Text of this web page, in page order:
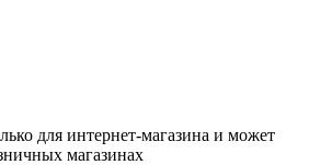
для интернет-магазина и может
магазинах